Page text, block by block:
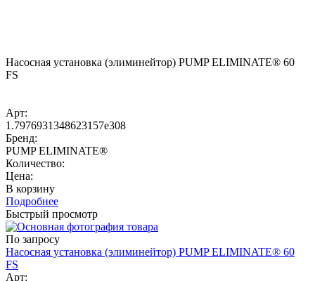
Насосная установка (элиминейтор) PUMP ELIMINATE® 60
FS
Арт:
1.7976931348623157e308
Бренд:
PUMP ELIMINATE®
Количество:
Цена:
В корзину
Подробнее
Быстрый просмотр
По запросу
Насосная установка (элиминейтор) PUMP ELIMINATE® 60
FS
Арт: